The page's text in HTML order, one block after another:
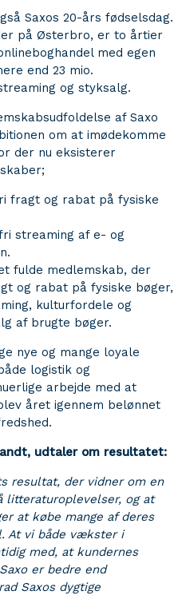
Saxos 20-års fødselsdag.
på Østerbro, er to årtier
med egen
end 23 mio.
og styksalg.
af Saxo
om at imødekomme
der nu eksisterer
fragt og rabat på fysiske
streaming af e- og
fulde medlemskab, der
og rabat på fysiske bøger,
kulturfordele og
af brugte bøger.
nye og mange loyale
logistik og
arbejde med at
året igennem belønnet
udtaler om resultatet:
resultat, der vidner om en
litteraturoplevelser, og at
at købe mange af deres
At vi både vækster i
med, at kundernes
er bedre end
Saxos dygtige